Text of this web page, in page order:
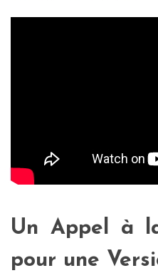
Un Appel à
pour une